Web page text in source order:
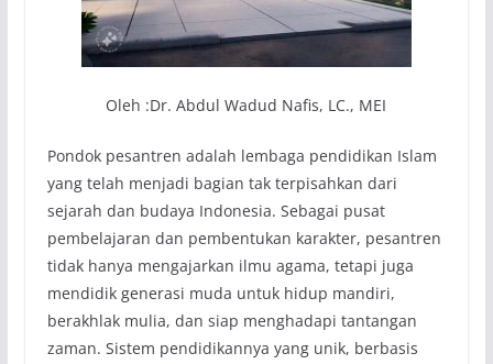
Oleh :Dr. Abdul Wadud Nafis, LC., MEI
Pondok pesantren adalah lembaga pendidikan Islam
yang telah menjadi bagian tak terpisahkan dari
sejarah dan budaya Indonesia. Sebagai pusat
pembelajaran dan pembentukan karakter, pesantren
tidak hanya mengajarkan ilmu agama, tetapi juga
mendidik generasi muda untuk hidup mandiri,
berakhlak mulia, dan siap menghadapi tantangan
zaman. Sistem pendidikannya yang unik, berbasis